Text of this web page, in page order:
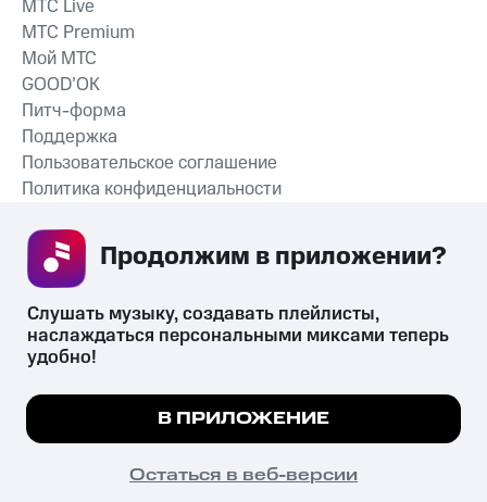
СКАЧАТЬ ПРИЛОЖЕНИЕ
MTС Live
MTС Premium
Мой МТС
GOOD’OK
Питч-форма
Поддержка
Пользовательское соглашение
Политика конфиденциальности
психотропных веществ, их аналогов причиняет вред здоровью,
их незаконный оборот запрещён и влечёт установленную
законодательством ответственность.
© 2026 ООО «КИОН».
Все права защищены
Мы используем куки, чтобы на сайте все
Подробнее
ПОНЯТНО
Слушать музыку, создавать плейлисты,
наслаждаться персональными миксами теперь
удобно!
В ПРИЛОЖЕНИЕ
Остаться в веб-версии